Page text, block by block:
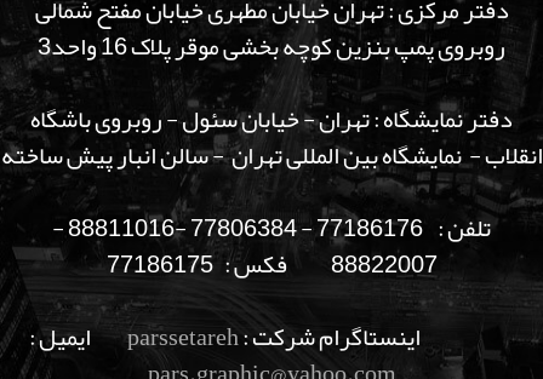
دفتر مرکزی : تهران خیابان مطهری خیابان مفتح شمالی
روبروی پمپ بنزین کوچه بخشی موقر پلاک 16 واحد3
دفتر نمایشگاه : تهران - خیابان سئول - روبروی باشگاه
انقلاب - نمایشگاه بین المللی تهران - سالن انبار پیش ساخته
تلفن : 77186176 - 77806384 -88811016 -
88822007 فکس : 77186175
اینستاگرام شرکت :parssetarehایمیل :